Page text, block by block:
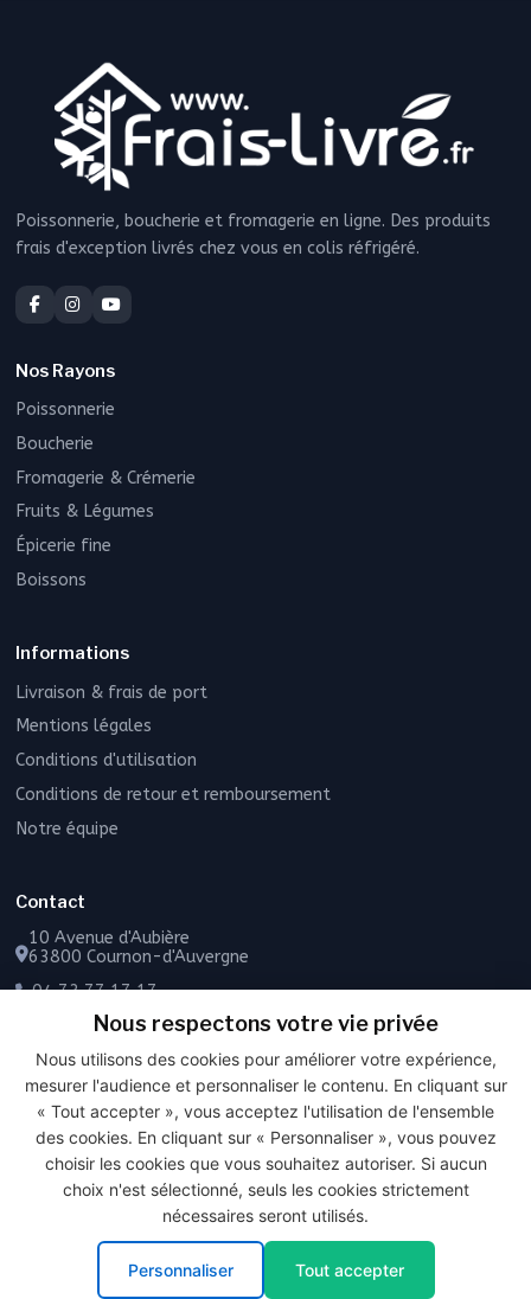
Poissonnerie, boucherie et fromagerie en ligne. Des produits
frais d'exception livrés chez vous en colis réfrigéré.
Nos Rayons
Poissonnerie
Boucherie
Fromagerie & Crémerie
Fruits & Légumes
Épicerie fine
Boissons
Informations
Livraison & frais de port
Mentions légales
Conditions d'utilisation
Conditions de retour et remboursement
Notre équipe
Contact
10 Avenue d'Aubière
63800 Cournon-d'Auvergne
04 73 77 17 17
06 49 55 43 72
Contactez-nous
© 2026 Frais Livré. Tous droits réservés.
Nous respectons votre vie privée
Nous utilisons des cookies pour améliorer votre expérience,
mesurer l'audience et personnaliser le contenu. En cliquant sur
« Tout accepter », vous acceptez l'utilisation de l'ensemble
des cookies. En cliquant sur « Personnaliser », vous pouvez
choisir les cookies que vous souhaitez autoriser. Si aucun
choix n'est sélectionné, seuls les cookies strictement
nécessaires seront utilisés.
Personnaliser Tout accepter